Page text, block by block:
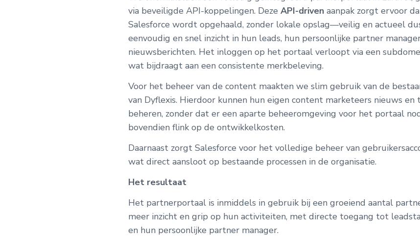
via beveiligde API-koppelingen. Deze API-driven aanpak zorgt ervoor
Salesforce wordt opgehaald, zonder lokale opslag—veilig en actueel
eenvoudig en snel inzicht in hun leads, hun persoonlijke partner
nieuwsberichten. Het inloggen op het portaal verloopt via een
wat bijdraagt aan een consistente merkbeleving.
Voor het beheer van de content maakten we slim gebruik van de
van Dyflexis. Hierdoor kunnen hun eigen content marketeers nieuws
beheren, zonder dat er een aparte beheeromgeving voor het portaal
bovendien flink op de ontwikkelkosten.
Daarnaast zorgt Salesforce voor het volledige beheer van
wat direct aansloot op bestaande processen in de organisatie.
Het resultaat
Het partnerportaal is inmiddels in gebruik bij een groeiend aantal
meer inzicht en grip op hun activiteiten, met directe toegang tot
en hun persoonlijke partner manager.